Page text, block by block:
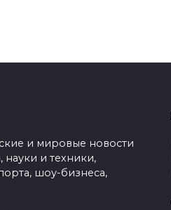
и мировые новости
науки и техники,
шоу-бизнеса,